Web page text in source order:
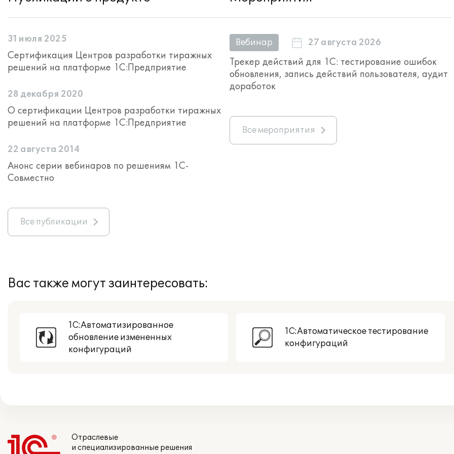
31 июля 2025
Сертификация Центров разработки тиражных
решений на платформе 1С:Предприятие
28 декабря 2020
О сертификации Центров разработки тиражных
решений на платформе 1С:Предприятие
22 августа 2014
Анонс серии вебинаров по решениям 1С-
Совместно
Все публикации
Вебинар 27 августа 2026
Трекер действий для 1С: тестирование ошибок
обновления, запись действий пользователя, аудит
доработок
Все мероприятия
Вас также могут заинтересовать:
1С:Автоматизированное
обновление измененных
конфигураций
1С:Автоматическое тестирование
конфигураций
Отраслевые
и специализированные решения